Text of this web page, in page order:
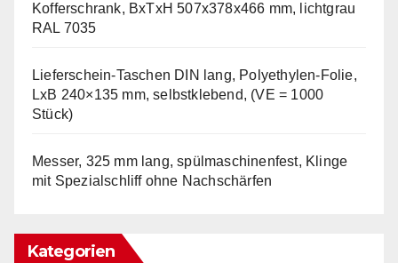
Kofferschrank, BxTxH 507x378x466 mm, lichtgrau
RAL 7035
Lieferschein-Taschen DIN lang, Polyethylen-Folie,
LxB 240×135 mm, selbstklebend, (VE = 1000
Stück)
Messer, 325 mm lang, spülmaschinenfest, Klinge
mit Spezialschliff ohne Nachschärfen
Kategorien